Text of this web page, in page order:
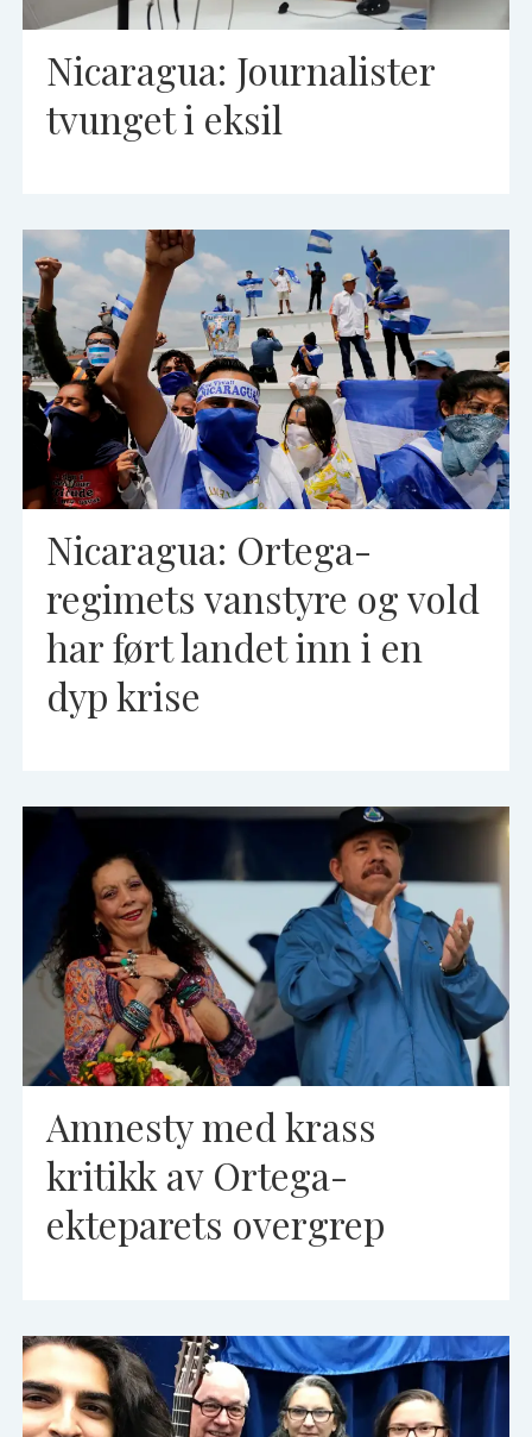
Nicaragua: Journalister
tvunget i eksil
Nicaragua: Ortega-
regimets vanstyre og vold
har ført landet inn i en
dyp krise
Amnesty med krass
kritikk av Ortega-
ekteparets overgrep